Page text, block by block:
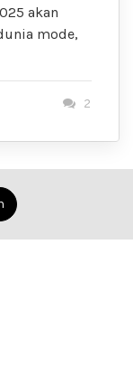
akan
mode,
2